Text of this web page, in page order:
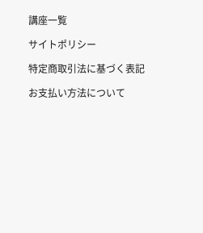
講座一覧
サイトポリシー
特定商取引法に基づく表記
お支払い方法について